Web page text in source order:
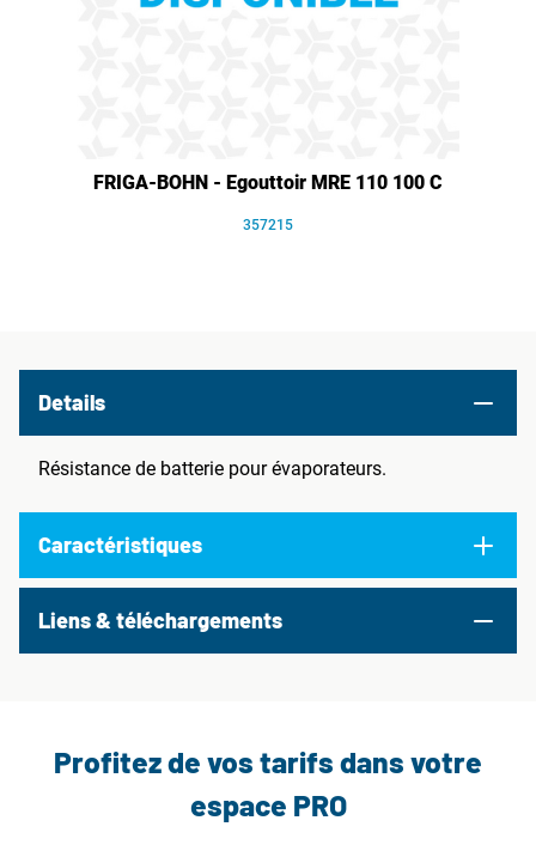
FRIGA-BOHN - Egouttoir MRE 110 100 C
357215
Details
Résistance de batterie pour évaporateurs.
Caractéristiques
Liens & téléchargements
Profitez de vos tarifs dans votre
espace PRO